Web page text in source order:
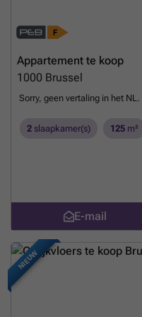
Appartement te koop
1000 Brussel
Sorry, geen vertaling in het NL.
2 slaapkamer(s) 125 m²
E-mail
NIEUW